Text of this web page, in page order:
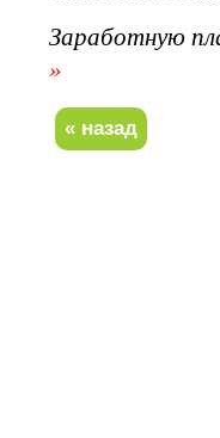
Заработную
»